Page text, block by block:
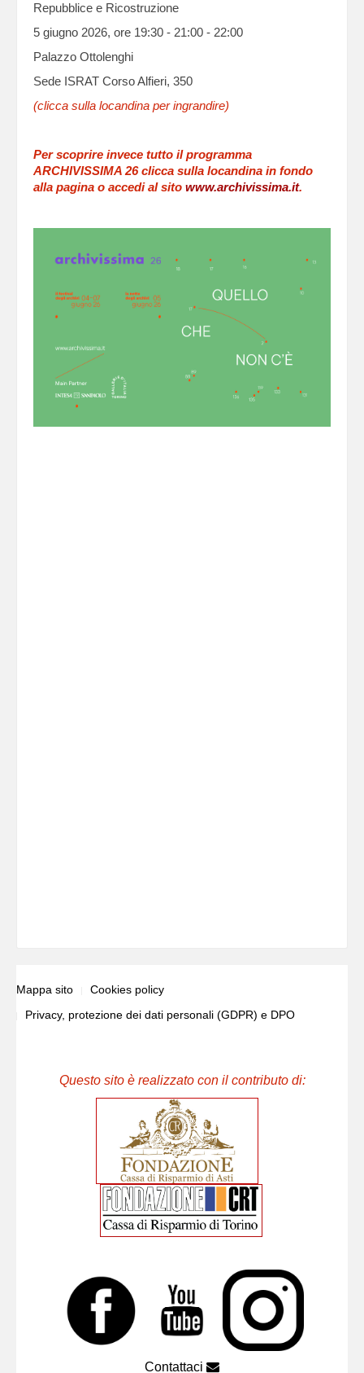
Repubblice e Ricostruzione
5 giugno 2026, ore 19:30 - 21:00 - 22:00
Palazzo Ottolenghi
Sede ISRAT Corso Alfieri, 350
(clicca sulla locandina per ingrandire)
Per scoprire invece tutto il programma
ARCHIVISSIMA 26 clicca sulla locandina in fondo
alla pagina o accedi al sito www.archivissima.it.
Mappa sito
Cookies policy
Privacy, protezione dei dati personali (GDPR) e DPO
Questo sito è realizzato con il contributo di:
Contattaci